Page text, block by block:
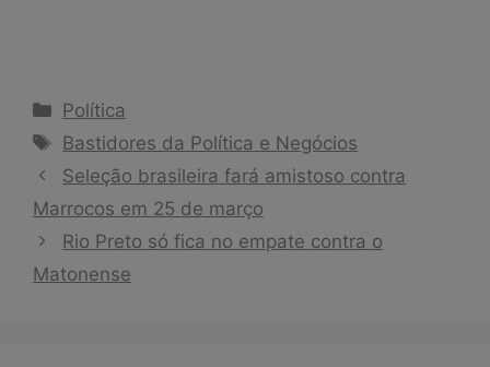
Categorias
Política
Tags
Bastidores da Política e Negócios
Seleção brasileira fará amistoso contra
Marrocos em 25 de março
Rio Preto só fica no empate contra o
Matonense